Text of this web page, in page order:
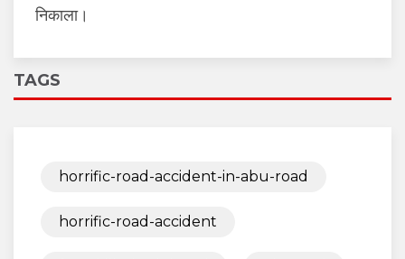
निकाला।
TAGS
horrific-road-accident-in-abu-road
horrific-road-accident